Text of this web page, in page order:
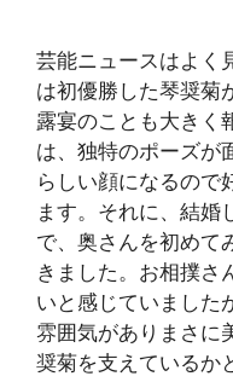
芸能ニュースはよく
は初優勝した琴奨菊
露宴のことも大きく
は、独特のポーズが
らしい顔になるので
ます。それに、結婚
で、奥さんを初めて
きました。お相撲さ
いと感じていました
雰囲気がありまさに
奨菊を支えているか